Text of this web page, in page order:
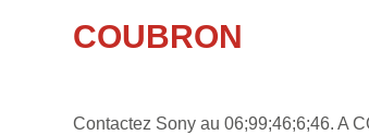
COUBRON
Contactez Sony au 06;99;46;6;46. A